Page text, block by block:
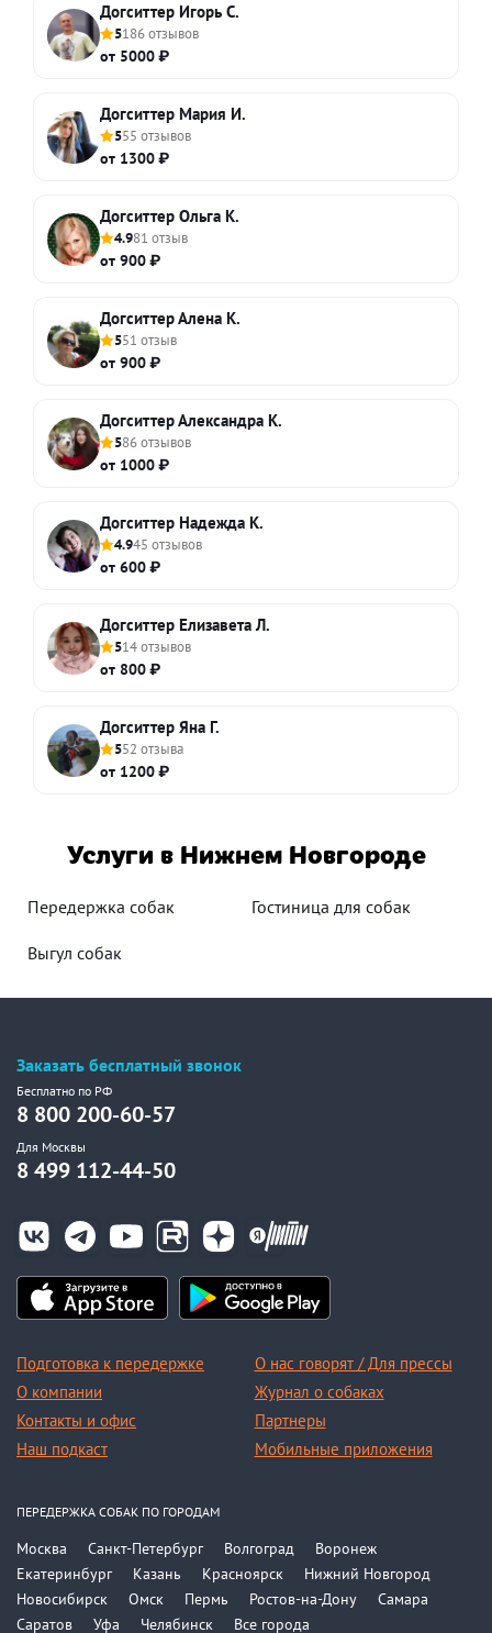
Догситтер Игорь С.
5186 отзывов
от 5000 ₽
Догситтер Мария И.
555 отзывов
от 1300 ₽
Догситтер Ольга К.
4.981 отзыв
от 900 ₽
Догситтер Алена К.
551 отзыв
от 900 ₽
Догситтер Александра К.
586 отзывов
от 1000 ₽
Догситтер Надежда К.
4.945 отзывов
от 600 ₽
Догситтер Елизавета Л.
514 отзывов
от 800 ₽
Догситтер Яна Г.
552 отзыва
от 1200 ₽
Услуги в Нижнем Новгороде
Передержка собак Гостиница для собак
Выгул собак
Заказать бесплатный звонок
Бесплатно по РФ
8 800 200-60-57
Для Москвы
8 499 112-44-50
Подготовка к передержке
О компании
Контакты и офис
Наш подкаст
О нас говорят / Для прессы
Журнал о собаках
Партнеры
Мобильные приложения
ПЕРЕДЕРЖКА СОБАК ПО ГОРОДАМ
Москва Санкт-Петербург Волгоград
Воронеж
Екатеринбург
Казань Красноярск
Нижний Новгород
Новосибирск
Омск Пермь Ростов-на-Дону
Самара
Саратов
Уфа Челябинск Все города